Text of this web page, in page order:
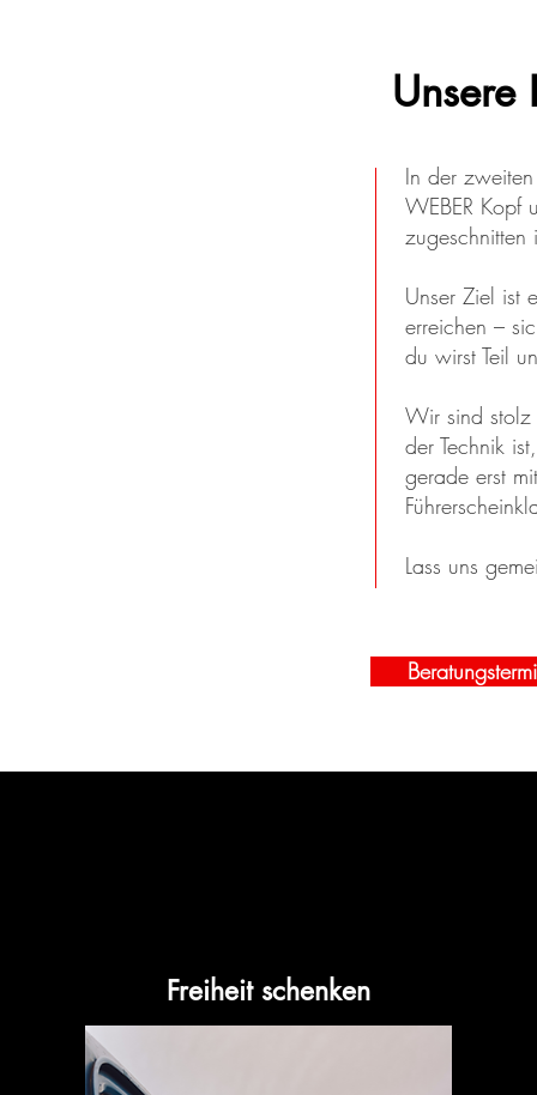
Unsere
In der
WEBER Kopf
Unser Ziel ist
erreichen –
du wirst Teil
Wir sind stolz
der Technik
gerade erst
Lass uns
Freiheit schenken